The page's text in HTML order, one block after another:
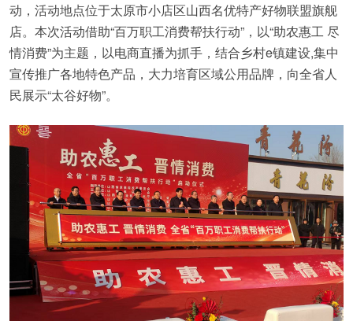
动，活动地点位于太原市小店区山西名优特产好物联盟旗舰
店。本次活动借助“百万职工消费帮扶行动”，以“助农惠工 尽
情消费”为主题，以电商直播为抓手，结合乡村e镇建设,集中
宣传推广各地特色产品，大力培育区域公用品牌，向全省人
民展示“太谷好物”。